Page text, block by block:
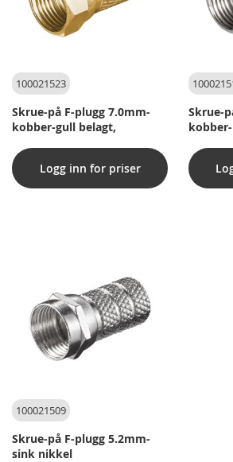
100021523
Skrue-på F-plugg 7.0mm-
kobber-gull belagt,
Logg inn for priser
Skrue-
100021509
Skrue-på F-plugg 5.2mm-
sink nikkel